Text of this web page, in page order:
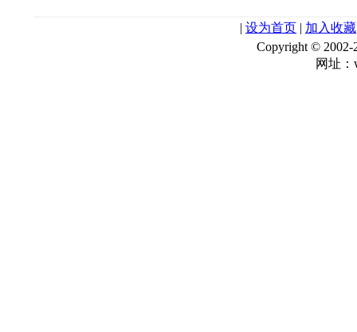
| 设为首页 | 加入收藏
Copyright ©
网址：